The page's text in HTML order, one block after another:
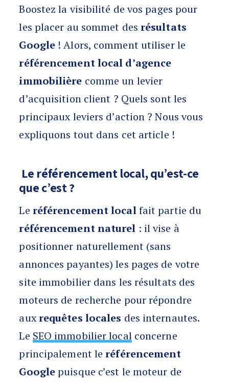
Boostez la visibilité de vos pages pour
les placer au sommet des résultats
Google ! Alors, comment utiliser le
référencement local d’agence
immobilière comme un levier
d’acquisition client ? Quels sont les
principaux leviers d’action ? Nous vous
expliquons tout dans cet article !
Le référencement local, qu’est-ce
que c’est ?
Le référencement localfait partie du
référencement naturel : il vise à
positionner naturellement (sans
annonces payantes) les pages de votre
site immobilier dans les résultats des
moteurs de recherche pour répondre
auxrequêtes locales des internautes.
Le SEO immobilier localconcerne
principalement leréférencement
Googlepuisque c’est le moteur de